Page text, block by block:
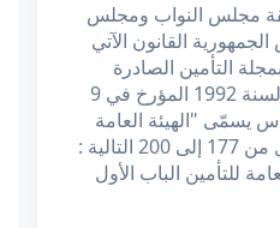
مجلس النواب ومجلس
القانون الآتي
التأمين الصادرة
بمقتضى القانون عدد 24 لسنة 1992 المؤرخ في 9
سادس يسمّى "الهيئة العامة
للتأمين" ويتضمن الفصول من 177 إلى 200 التالية :
للتأمين الباب الأول